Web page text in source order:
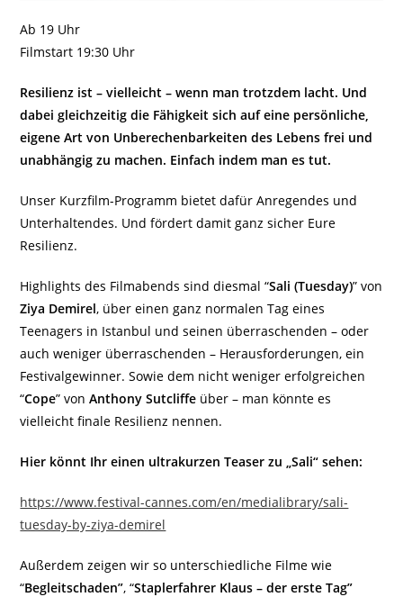
Ab 19 Uhr
Filmstart 19:30 Uhr
Resilienz ist – vielleicht – wenn man trotzdem lacht. Und
dabei gleichzeitig die Fähigkeit sich auf eine persönliche,
eigene Art von Unberechenbarkeiten des Lebens frei und
unabhängig zu machen. Einfach indem man es tut.
Unser Kurzfilm-Programm bietet dafür Anregendes und
Unterhaltendes. Und fördert damit ganz sicher Eure
Resilienz.
Highlights des Filmabends sind diesmal “Sali (Tuesday)” von
Ziya Demirel, über einen ganz normalen Tag eines
Teenagers in Istanbul und seinen überraschenden – oder
auch weniger überraschenden – Herausforderungen, ein
Festivalgewinner. Sowie dem nicht weniger erfolgreichen
“Cope” vonAnthony Sutcliffe über – man könnte es
vielleicht finale Resilienz nennen.
Hier könnt Ihr einen ultrakurzen Teaser zu „Sali“ sehen:
https://www.festival-cannes.com/en/medialibrary/sali-
tuesday-by-ziya-demirel
Außerdem zeigen wir so unterschiedliche Filme wie
“Begleitschaden”, “Staplerfahrer Klaus – der erste Tag”